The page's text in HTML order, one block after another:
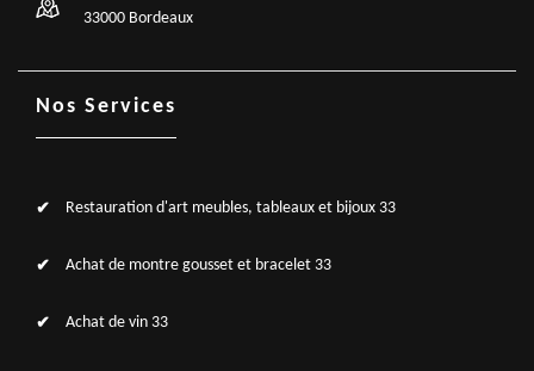
33000 Bordeaux
Nos Services
Restauration d'art meubles, tableaux et bijoux 33
Achat de montre gousset et bracelet 33
Achat de vin 33